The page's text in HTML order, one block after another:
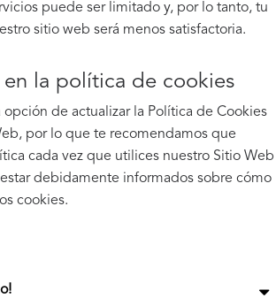
puede ser limitado y, por lo tanto, tu
sitio web será menos satisfactoria.
en la política de cookies
opción de actualizar la Política de Cookies
por lo que te recomendamos que
cada vez que utilices nuestro Sitio Web
debidamente informados sobre cómo
cookies.